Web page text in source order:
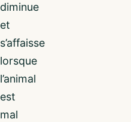
diminue
et
s’affaisse
lorsque
l’animal
est
mal